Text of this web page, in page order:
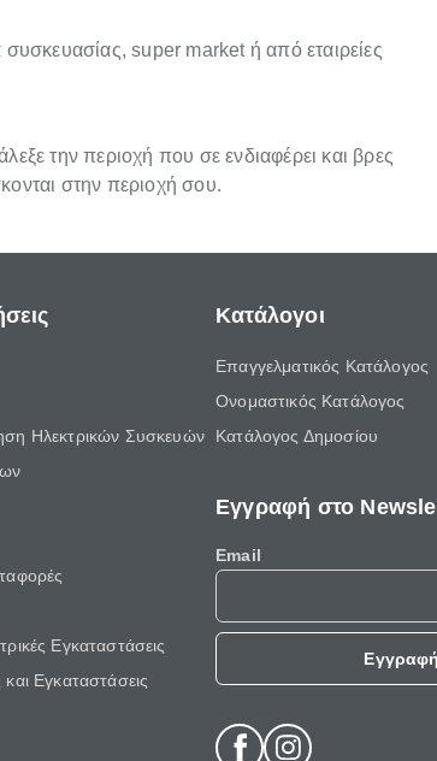
συσκευασίας, super market ή από εταιρείες
την περιοχή που σε ενδιαφέρει και βρες
στην περιοχή σου.
Ηλεκτρικών Συσκευών
Εγκαταστάσεις
Εγκαταστάσεις
Κατάλογοι
Επαγγελματικός Κατάλογος
Ονομαστικός Κατάλογος
Κατάλογος Δημοσίου
Εγγραφή στο
Email
Εγγραφή